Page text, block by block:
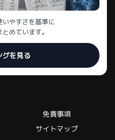
やすさを基準に
めています。
グを見る
免責事項
サイトマップ